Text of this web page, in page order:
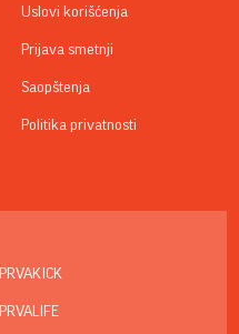
Uslovi korišćenja
Prijava smetnji
Saopštenja
Politika privatnosti
PRVAKICK
PRVALIFE